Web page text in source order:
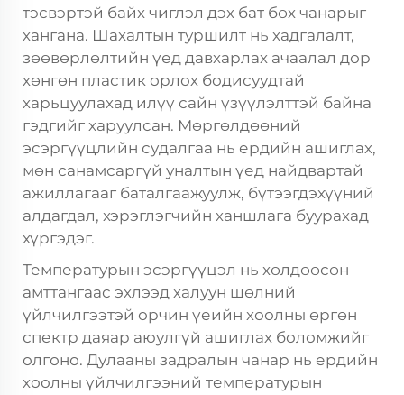
тэсвэртэй байх чиглэл дэх бат бөх чанарыг
хангана. Шахалтын туршилт нь хадгалалт,
зөөвөрлөлтийн үед давхарлах ачаалал дор
хөнгөн пластик орлох бодисуудтай
харьцуулахад илүү сайн үзүүлэлттэй байна
гэдгийг харуулсан. Мөргөлдөөний
эсэргүүцлийн судалгаа нь ердийн ашиглах,
мөн санамсаргүй уналтын үед найдвартай
ажиллагааг баталгаажуулж, бүтээгдэхүүний
алдагдал, хэрэглэгчийн ханшлага буурахад
хүргэдэг.
Температурын эсэргүүцэл нь хөлдөөсөн
амттангаас эхлээд халуун шөлний
үйлчилгээтэй орчин үеийн хоолны өргөн
спектр даяар аюулгүй ашиглах боломжийг
олгоно. Дулааны задралын чанар нь ердийн
хоолны үйлчилгээний температурын